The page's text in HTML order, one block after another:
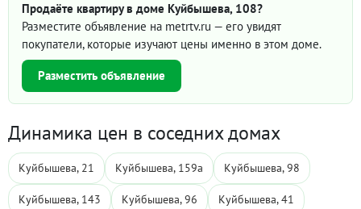
Продаёте квартиру в доме Куйбышева, 108?
Разместите объявление на metrtv.ru — его увидят
покупатели, которые изучают цены именно в этом доме.
Разместить объявление
Динамика цен в соседних домах
Куйбышева, 21 Куйбышева, 159а Куйбышева, 98
Куйбышева, 143 Куйбышева, 96 Куйбышева, 41